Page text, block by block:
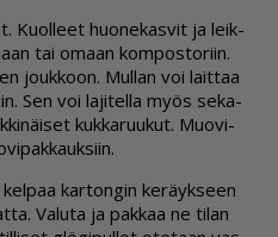
Kuol­leet huo­ne­kas­vit ja leik­
tai omaan kom­pos­to­riin.
jouk­koon. Mul­lan voi lait­taa
Sen voi la­ji­tel­la myös se­ka­
kuk­ka­ruu­kut. Muo­vi­
kel­paa kar­ton­gin ke­räyk­seen
Va­lu­ta ja pak­kaa ne ti­lan